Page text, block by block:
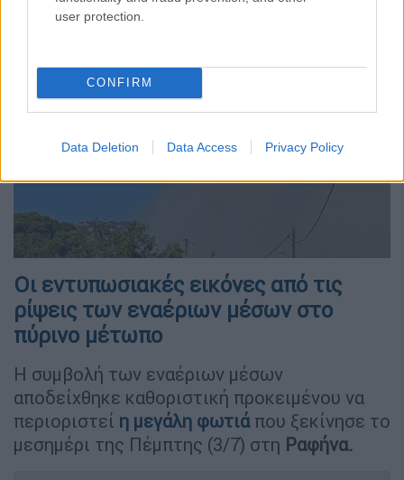
user protection.
CONFIRM
Data Deletion Data Access Privacy Policy
Οι εντυπωσιακές εικόνες από τις
ρίψεις των εναέριων μέσων στο
πύρινο μέτωπο
Η συμβολή των εναέριων μέσων
αποδείχθηκε καθοριστική προκειμένου να
περιοριστεί η μεγάλη φωτιάπου ξεκίνησε το
μεσημέρι της Πέμπτης (3/7) στη Ραφήνα.